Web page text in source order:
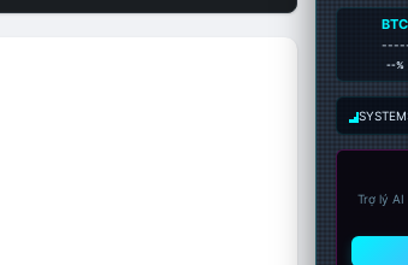
BTC
--%
Trợ lý